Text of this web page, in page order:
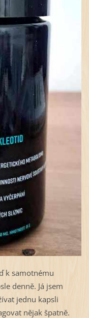
k samotnému
denně. Já jsem
jednu kapsli
nějak špatně.